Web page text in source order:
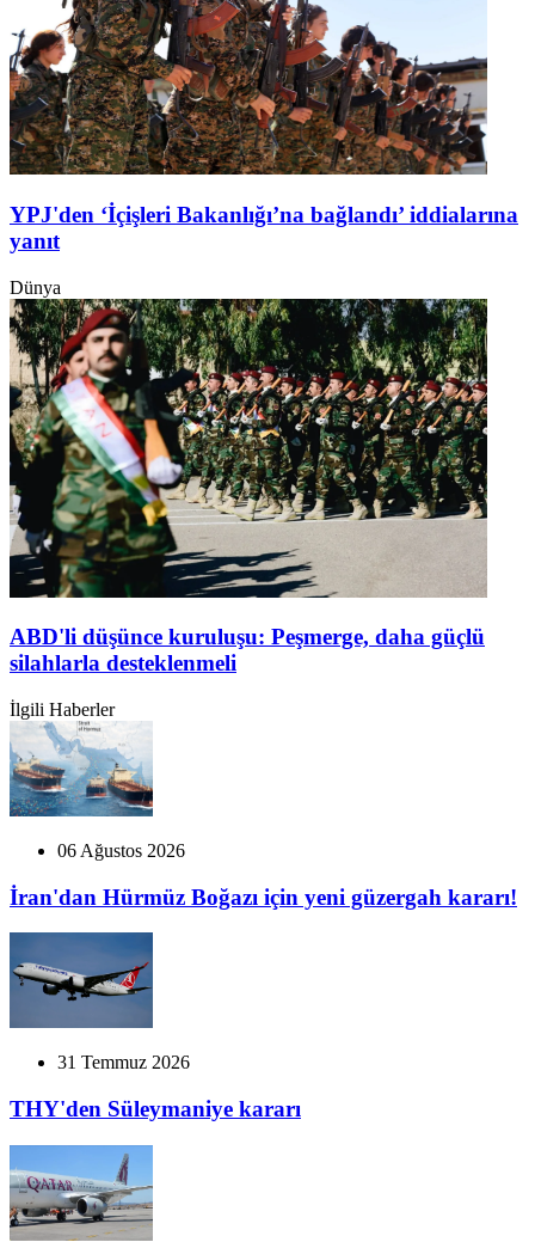
YPJ'den ‘İçişleri Bakanlığı’na bağlandı’ iddialarına
yanıt
Dünya
ABD'li düşünce kuruluşu: Peşmerge, daha güçlü
silahlarla desteklenmeli
İlgili Haberler
06 Ağustos 2026
İran'dan Hürmüz Boğazı için yeni güzergah kararı!
31 Temmuz 2026
THY'den Süleymaniye kararı